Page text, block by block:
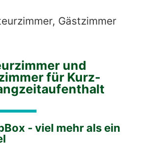
und
für Kurz-
- viel mehr als ein